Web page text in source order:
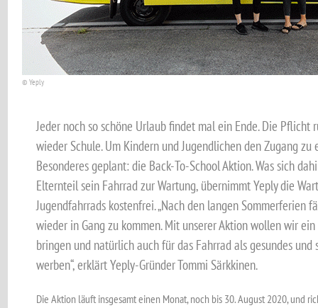
© Yeply
Jeder noch so schöne Urlaub findet mal ein Ende. Die Pflicht
wieder Schule. Um Kindern und Jugendlichen den Zugang
Besonderes geplant: die Back-To-School Aktion. Was sich
Elternteil sein Fahrrad zur Wartung, übernimmt Yeply die
Jugendfahrrads kostenfrei. „Nach den langen Sommerferien
wieder in Gang zu kommen. Mit unserer Aktion wollen wir
bringen und natürlich auch für das Fahrrad als gesundes
werben“, erklärt Yeply-Gründer Tommi Särkkinen.
Die Aktion läuft insgesamt einen Monat, noch bis 30. August 2020, und